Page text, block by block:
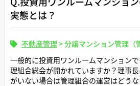
実態とは？
不動産管理 >分譲マンション管理（
一般的に投資用ワンルームマンション
理組合総会が開かれていますか？理事
がいない場合は管理組合の運営はどう